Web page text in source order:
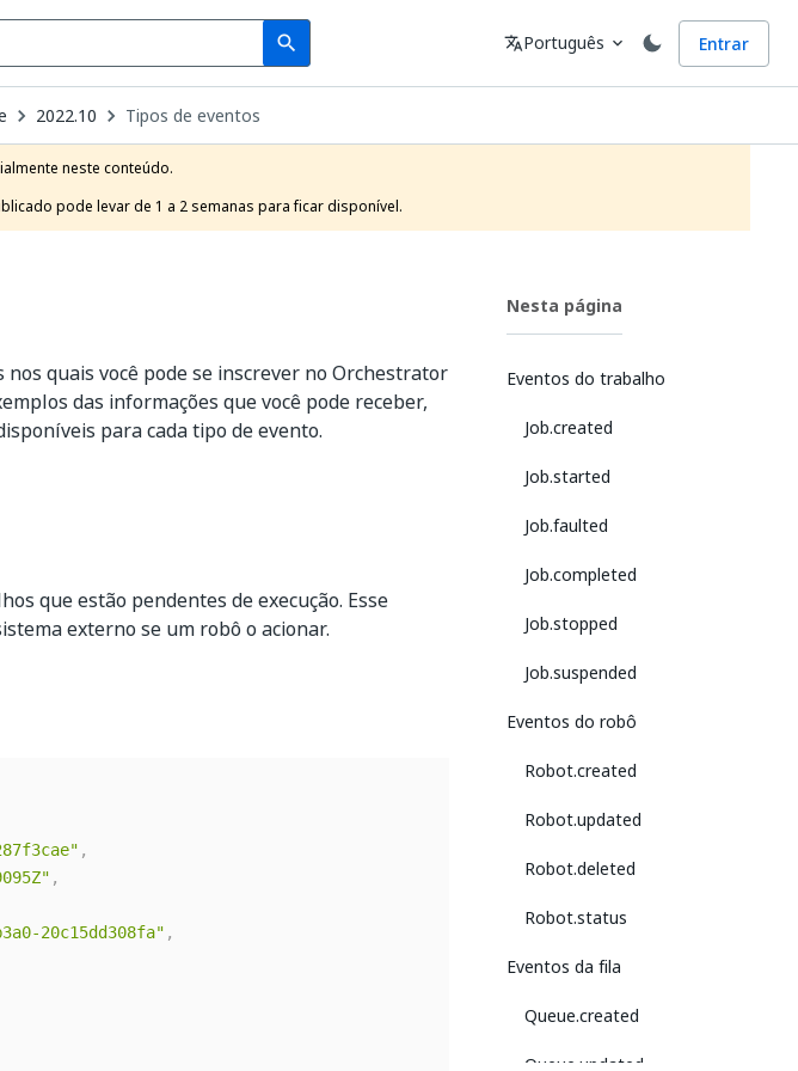
search
Search Idioma
translatePortuguês expand_more Entrar
2022.10 Tipos de eventos
neste conteúdo.
pode levar de 1 a 2 semanas para ficar disponível.
quais você pode se inscrever no Orchestrator
das informações que você pode receber,
para cada tipo de evento.
que estão pendentes de execução. Esse
externo se um robô o acionar.
,
,
20c15dd308fa" ,
Nesta página
Eventos do trabalho
Job.created
Job.started
Job.faulted
Job.completed
Job.stopped
Job.suspended
Eventos do robô
Robot.created
Robot.updated
Robot.deleted
Robot.status
Eventos da fila
Queue.created
Queue.updated